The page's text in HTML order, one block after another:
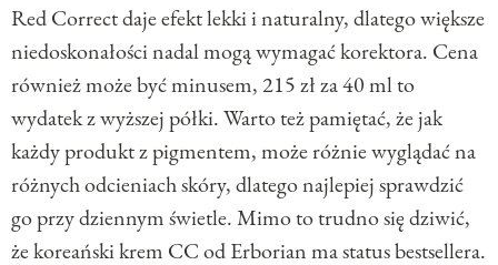
Red Correct daje efekt lekki i naturalny, dlatego większe
niedoskonałości nadal mogą wymagać korektora. Cena
również może być minusem, 215 zł za 40 ml to
wydatek z wyższej półki. Warto też pamiętać, że jak
każdy produkt z pigmentem, może różnie wyglądać na
różnych odcieniach skóry, dlatego najlepiej sprawdzić
go przy dziennym świetle. Mimo to trudno się dziwić,
że koreański krem CC od Erborian ma status bestsellera.